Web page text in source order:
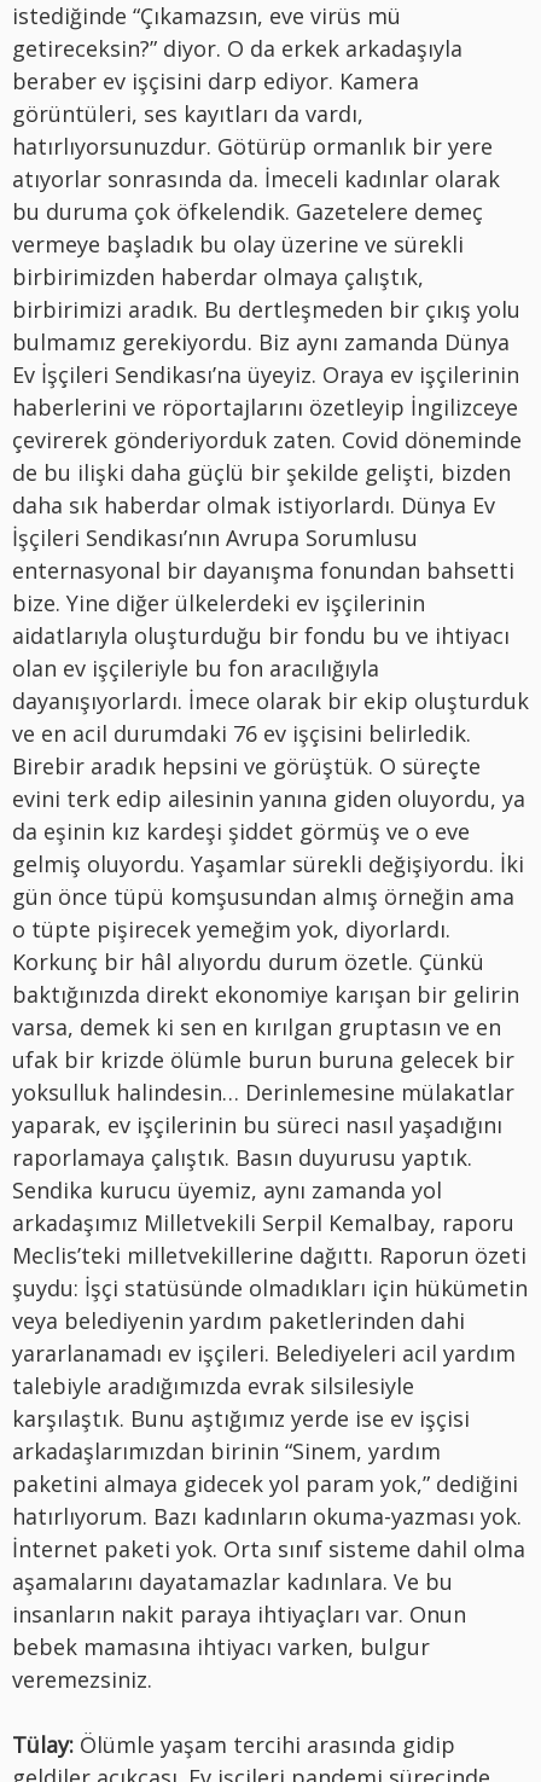
istediğinde “Çıkamazsın, eve virüs mü
getireceksin?” diyor. O da erkek arkadaşıyla
beraber ev işçisini darp ediyor. Kamera
görüntüleri, ses kayıtları da vardı,
hatırlıyorsunuzdur. Götürüp ormanlık bir yere
atıyorlar sonrasında da. İmeceli kadınlar olarak
bu duruma çok öfkelendik. Gazetelere demeç
vermeye başladık bu olay üzerine ve sürekli
birbirimizden haberdar olmaya çalıştık,
birbirimizi aradık. Bu dertleşmeden bir çıkış yolu
bulmamız gerekiyordu. Biz aynı zamanda Dünya
Ev İşçileri Sendikası’na üyeyiz. Oraya ev işçilerinin
haberlerini ve röportajlarını özetleyip İngilizceye
çevirerek gönderiyorduk zaten. Covid döneminde
de bu ilişki daha güçlü bir şekilde gelişti, bizden
daha sık haberdar olmak istiyorlardı. Dünya Ev
İşçileri Sendikası’nın Avrupa Sorumlusu
enternasyonal bir dayanışma fonundan bahsetti
bize. Yine diğer ülkelerdeki ev işçilerinin
aidatlarıyla oluşturduğu bir fondu bu ve ihtiyacı
olan ev işçileriyle bu fon aracılığıyla
dayanışıyorlardı. İmece olarak bir ekip oluşturduk
ve en acil durumdaki 76 ev işçisini belirledik.
Birebir aradık hepsini ve görüştük. O süreçte
evini terk edip ailesinin yanına giden oluyordu, ya
da eşinin kız kardeşi şiddet görmüş ve o eve
gelmiş oluyordu. Yaşamlar sürekli değişiyordu. İki
gün önce tüpü komşusundan almış örneğin ama
o tüpte pişirecek yemeğim yok, diyorlardı.
Korkunç bir hâl alıyordu durum özetle. Çünkü
baktığınızda direkt ekonomiye karışan bir gelirin
varsa, demek ki sen en kırılgan gruptasın ve en
ufak bir krizde ölümle burun buruna gelecek bir
yoksulluk halindesin… Derinlemesine mülakatlar
yaparak, ev işçilerinin bu süreci nasıl yaşadığını
raporlamaya çalıştık. Basın duyurusu yaptık.
Sendika kurucu üyemiz, aynı zamanda yol
arkadaşımız Milletvekili Serpil Kemalbay, raporu
Meclis’teki milletvekillerine dağıttı. Raporun özeti
şuydu: İşçi statüsünde olmadıkları için hükümetin
veya belediyenin yardım paketlerinden dahi
yararlanamadı ev işçileri. Belediyeleri acil yardım
talebiyle aradığımızda evrak silsilesiyle
karşılaştık. Bunu aştığımız yerde ise ev işçisi
arkadaşlarımızdan birinin “Sinem, yardım
paketini almaya gidecek yol param yok,” dediğini
hatırlıyorum. Bazı kadınların okuma-yazması yok.
İnternet paketi yok. Orta sınıf sisteme dahil olma
aşamalarını dayatamazlar kadınlara. Ve bu
insanların nakit paraya ihtiyaçları var. Onun
bebek mamasına ihtiyacı varken, bulgur
veremezsiniz.
Tülay: Ölümle yaşam tercihi arasında gidip